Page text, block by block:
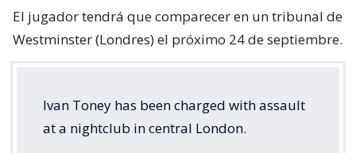
El jugador tendrá que comparecer en un tribunal de
Westminster (Londres) el próximo 24 de septiembre.
Ivan Toney has been charged with assault
at a nightclub in central London.